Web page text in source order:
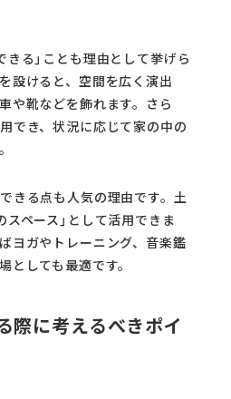
きる」ことも理由として挙げら
設けると、空間を広く演出
や靴などを飾れます。さら
でき、状況に応じて家の中の
きる点も人気の理由です。土
ペース」として活用できま
ヨガやトレーニング、音楽鑑
としても最適です。
際に考えるべきポイ